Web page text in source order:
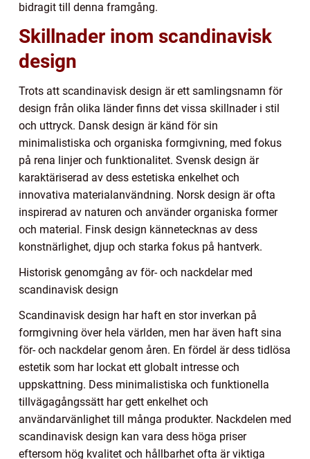
bidragit till denna framgång.
Skillnader inom scandinavisk
design
Trots att scandinavisk design är ett samlingsnamn för
design från olika länder finns det vissa skillnader i stil
och uttryck. Dansk design är känd för sin
minimalistiska och organiska formgivning, med fokus
på rena linjer och funktionalitet. Svensk design är
karaktäriserad av dess estetiska enkelhet och
innovativa materialanvändning. Norsk design är ofta
inspirerad av naturen och använder organiska former
och material. Finsk design kännetecknas av dess
konstnärlighet, djup och starka fokus på hantverk.
Historisk genomgång av för- och nackdelar med
scandinavisk design
Scandinavisk design har haft en stor inverkan på
formgivning över hela världen, men har även haft sina
för- och nackdelar genom åren. En fördel är dess tidlösa
estetik som har lockat ett globalt intresse och
uppskattning. Dess minimalistiska och funktionella
tillvägagångssätt har gett enkelhet och
användarvänlighet till många produkter. Nackdelen med
scandinavisk design kan vara dess höga priser
eftersom hög kvalitet och hållbarhet ofta är viktiga